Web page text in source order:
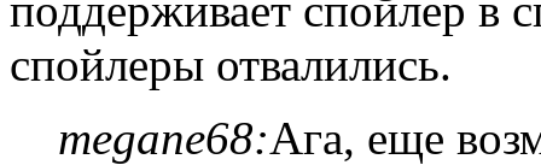
спойлеры отвалились.
megane68:Ага, еще